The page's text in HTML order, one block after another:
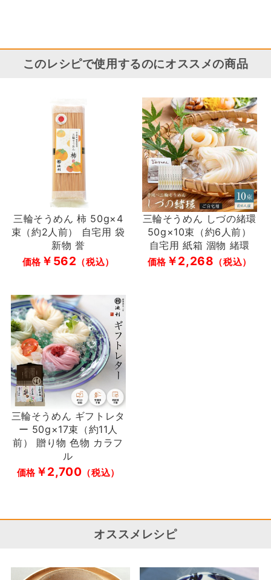
このレシピで使用するのにオススメの商品
三輪そうめん 柿 50g×4
束（約2人前） 自宅用 袋
新物 誉
価格 ￥562 （税込）
三輪そうめん しづの緒環
50g×10束（約6人前）
自宅用 紙箱 涸物 緒環
価格 ￥2,268 （税込）
三輪そうめん ギフトレタ
ー 50g×17束（約11人
前） 贈り物 色物 カラフ
ル
価格 ￥2,700 （税込）
オススメレシピ